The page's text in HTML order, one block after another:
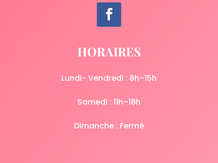
HORAIRES
Lundi- Vendredi : 8h–15h
Samedi : 11h–18h
Dimanche : Fermé